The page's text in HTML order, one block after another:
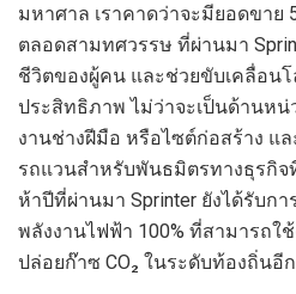
มหาศาล เราคาดว่าจะมียอดขาย
ตลอดสามทศวรรษ ที่ผ่านมา
ชีวิตของผู้คน และช่วยขับเคลื่อน
ประสิทธิภาพ ไม่ว่าจะเป็นด้านหน่
งานช่างฝีมือ หรือไซต์ก่อสร้าง แล
รถแวนสำหรับพันธมิตรทางธุรกิ
ห้าปีที่ผ่านมา Sprinter ยังได้รับกา
พลังงานไฟฟ้า 100% ที่สามารถใ
ปล่อยก๊าซ CO₂ ในระดับท้องถิ่นอีก